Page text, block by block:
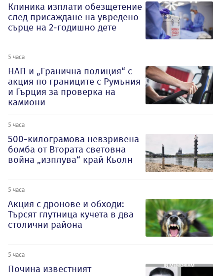
Клиника изплати обезщетение
след присаждане на увредено
сърце на 2-годишно дете
5 часа
НАП и „Гранична полиция“ с
акция по границите с Румъния
и Гърция за проверка на
камиони
5 часа
500-килограмова невзривена
бомба от Втората световна
война „изплува“ край Кьолн
5 часа
Акция с дронове и обходи:
Търсят глутница кучета в два
столични района
5 часа
Почина известният